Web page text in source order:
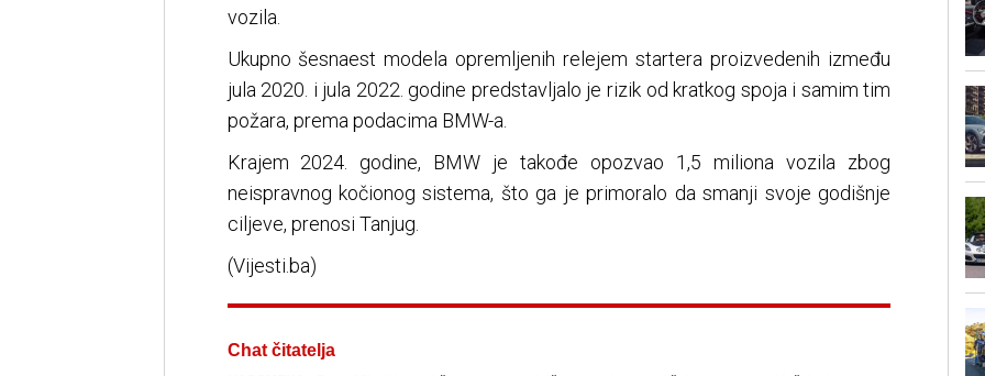
vozila.
Ukupno šesnaest modela opremljenih relejem startera proizvedenih između
jula 2020. i jula 2022. godine predstavljalo je rizik od kratkog spoja i samim tim
požara, prema podacima BMW-a.
Krajem 2024. godine, BMW je takođe opozvao 1,5 miliona vozila zbog
neispravnog kočionog sistema, što ga je primoralo da smanji svoje godišnje
ciljeve, prenosi Tanjug.
(Vijesti.ba)
Chat čitatelja